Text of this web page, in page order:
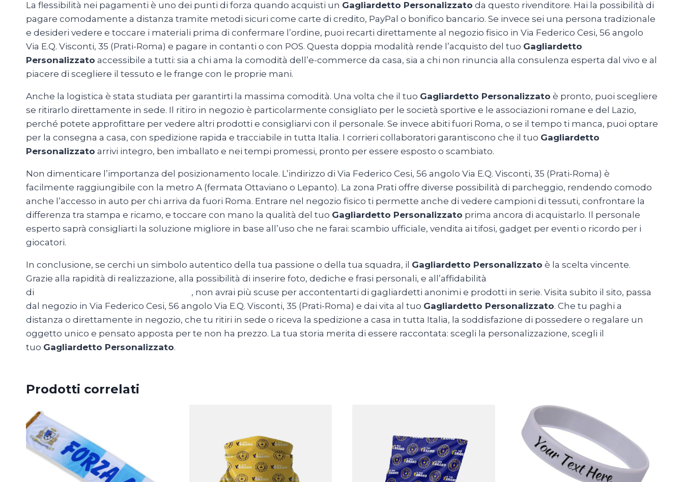
La flessibilità nei pagamenti è uno dei punti di forza quando acquisti un Gagliardetto Personalizzato da questo rivenditore. Hai la possibilità di
pagare comodamente a distanza tramite metodi sicuri come carte di credito, PayPal o bonifico bancario. Se invece sei una persona tradizionale
e desideri vedere e toccare i materiali prima di confermare l’ordine, puoi recarti direttamente al negozio fisico in Via Federico Cesi, 56 angolo
Via E.Q. Visconti, 35 (Prati-Roma) e pagare in contanti o con POS. Questa doppia modalità rende l’acquisto del tuo Gagliardetto
Personalizzato accessibile a tutti: sia a chi ama la comodità dell’e-commerce da casa, sia a chi non rinuncia alla consulenza esperta dal vivo e al
piacere di scegliere il tessuto e le frange con le proprie mani.
Anche la logistica è stata studiata per garantirti la massima comodità. Una volta che il tuo Gagliardetto Personalizzato è pronto, puoi scegliere
se ritirarlo direttamente in sede. Il ritiro in negozio è particolarmente consigliato per le società sportive e le associazioni romane e del Lazio,
perché potete approfittare per vedere altri prodotti e consigliarvi con il personale. Se invece abiti fuori Roma, o se il tempo ti manca, puoi optare
per la consegna a casa, con spedizione rapida e tracciabile in tutta Italia. I corrieri collaboratori garantiscono che il tuo Gagliardetto
Personalizzato arrivi integro, ben imballato e nei tempi promessi, pronto per essere esposto o scambiato.
Non dimenticare l’importanza del posizionamento locale. L’indirizzo di Via Federico Cesi, 56 angolo Via E.Q. Visconti, 35 (Prati-Roma) è
facilmente raggiungibile con la metro A (fermata Ottaviano o Lepanto). La zona Prati offre diverse possibilità di parcheggio, rendendo comodo
anche l’accesso in auto per chi arriva da fuori Roma. Entrare nel negozio fisico ti permette anche di vedere campioni di tessuti, confrontare la
differenza tra stampa e ricamo, e toccare con mano la qualità del tuo Gagliardetto Personalizzato prima ancora di acquistarlo. Il personale
esperto saprà consigliarti la soluzione migliore in base all’uso che ne farai: scambio ufficiale, vendita ai tifosi, gadget per eventi o ricordo per i
giocatori.
In conclusione, se cerchi un simbolo autentico della tua passione o della tua squadra, il Gagliardetto Personalizzato è la scelta vincente.
Grazie alla rapidità di realizzazione, alla possibilità di inserire foto, dediche e frasi personali, e all’affidabilità
di
, non avrai più scuse per accontentarti di gagliardetti anonimi e prodotti in serie. Visita subito il sito, passa
dal negozio in Via Federico Cesi, 56 angolo Via E.Q. Visconti, 35 (Prati-Roma) e dai vita al tuo Gagliardetto Personalizzato. Che tu paghi a
distanza o direttamente in negozio, che tu ritiri in sede o riceva la spedizione a casa in tutta Italia, la soddisfazione di possedere o regalare un
oggetto unico e pensato apposta per te non ha prezzo. La tua storia merita di essere raccontata: scegli la personalizzazione, scegli il
tuo Gagliardetto Personalizzato.
Prodotti correlati